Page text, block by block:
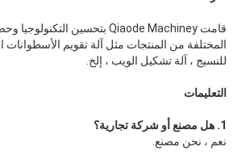
للنسيج ، آلة تشكيل الويب ، إلخ.
التعليمات
1. هل مصنع أو شركة تجارية؟
نعم ، نحن مصنع.